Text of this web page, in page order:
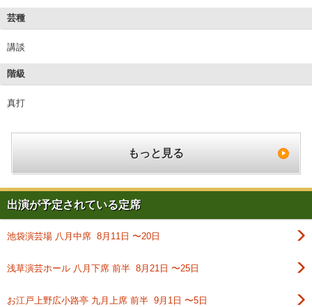
芸種
講談
階級
真打
もっと見る
出演が予定されている定席
池袋演芸場 八月中席 8月11日 〜20日
浅草演芸ホール 八月下席 前半 8月21日 〜25日
お江戸上野広小路亭 九月上席 前半 9月1日 〜5日